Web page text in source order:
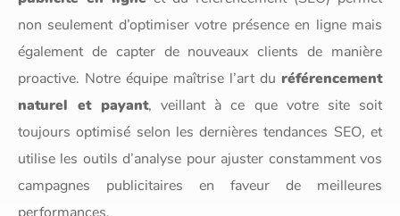
non seulement d’optimiser votre présence en ligne mais
également de capter de nouveaux clients de manière
proactive. Notre équipe maîtrise l’art du référencement
naturel et payant, veillant à ce que votre site soit
toujours optimisé selon les dernières tendances SEO, et
utilise les outils d’analyse pour ajuster constamment vos
campagnes publicitaires en faveur de meilleures
performances.